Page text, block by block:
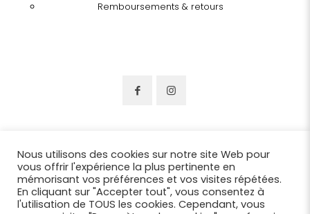
Remboursements & retours
Nous utilisons des cookies sur notre site Web pour
vous offrir l'expérience la plus pertinente en
mémorisant vos préférences et vos visites répétées.
En cliquant sur "Accepter tout", vous consentez à
l'utilisation de TOUS les cookies. Cependant, vous